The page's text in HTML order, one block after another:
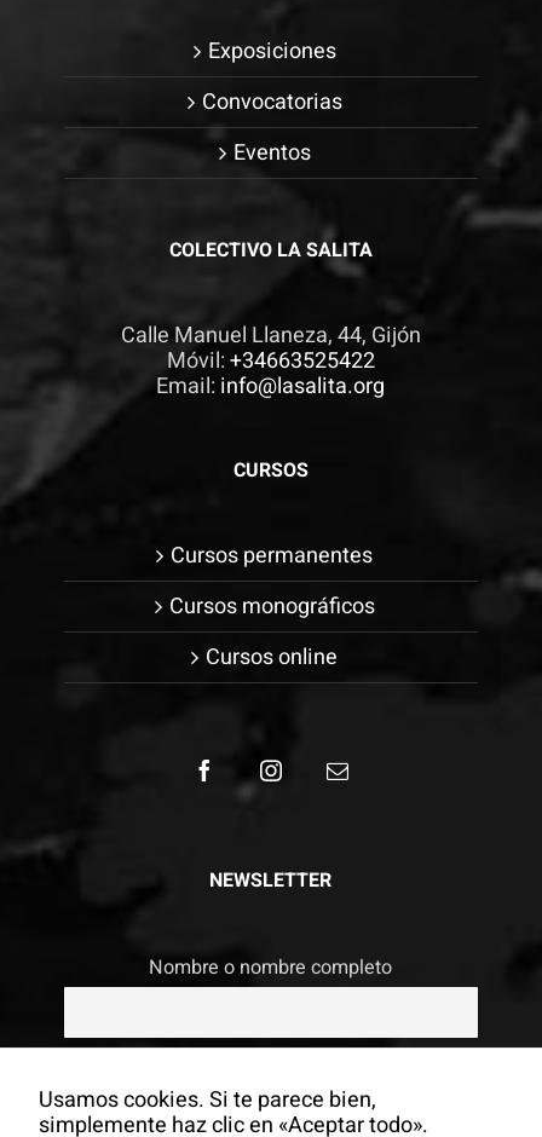
Exposiciones
Convocatorias
Eventos
COLECTIVO LA SALITA
Calle Manuel Llaneza, 44, Gijón
Móvil:+34663525422
Email: info@lasalita.org
CURSOS
Cursos permanentes
Cursos monográficos
Cursos online
NEWSLETTER
Nombre o nombre completo
Usamos cookies. Si te parece bien,
simplemente haz clic en «Aceptar todo».